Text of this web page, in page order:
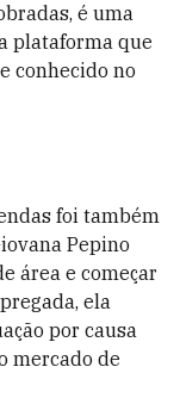
é uma
plataforma que
conhecido no
foi também
Pepino
área e começar
ela
por causa
mercado de